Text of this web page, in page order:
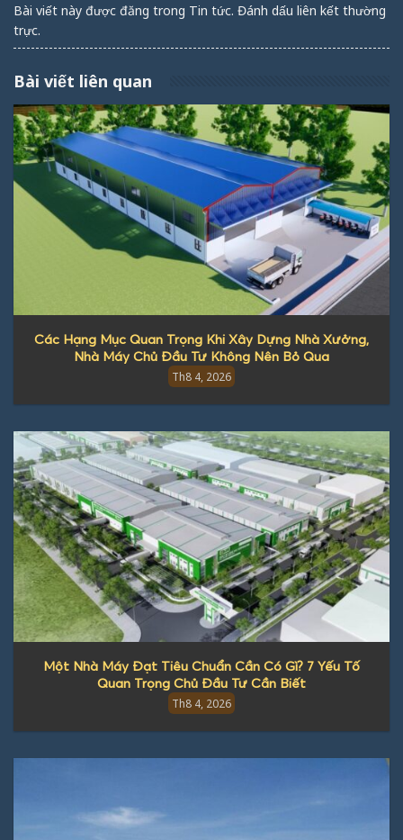
Bài viết này được đăng trong Tin tức. Đánh dấu liên kết thường
trực.
Bài viết liên quan
Các Hạng Mục Quan Trọng Khi Xây Dựng Nhà Xưởng,
Nhà Máy Chủ Đầu Tư Không Nên Bỏ Qua
Th8 4, 2026
Một Nhà Máy Đạt Tiêu Chuẩn Cần Có Gì? 7 Yếu Tố
Quan Trọng Chủ Đầu Tư Cần Biết
Th8 4, 2026